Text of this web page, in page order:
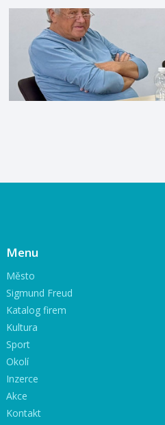
Menu
Město
Sigmund Freud
Katalog firem
Kultura
Sport
Okolí
Inzerce
Akce
Kontakt